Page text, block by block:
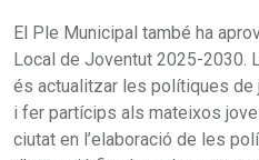
El Ple Municipal també ha
Local de Joventut 2025-2030.
és actualitzar les polítiques de
i fer partícips als mateixos
ciutat en l’elaboració de les